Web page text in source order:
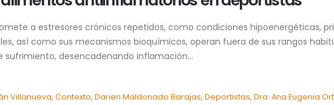
a estresores crónicos repetidos, como condiciones hipoenergéticas,
así como sus mecanismos bioquímicos, operan fuera de sus rangos
desencadenando inflamación...
Villanueva, Contexto, Darien Maldonado Barajas, Deportistas, Dra. Ana Eugenia